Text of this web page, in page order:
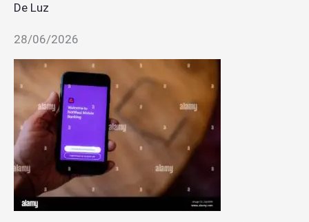
De Luz
28/06/2026